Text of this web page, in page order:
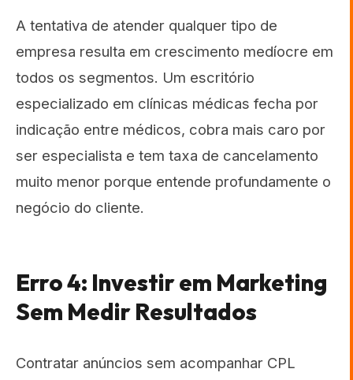
A tentativa de atender qualquer tipo de
empresa resulta em crescimento medíocre em
todos os segmentos. Um escritório
especializado em clínicas médicas fecha por
indicação entre médicos, cobra mais caro por
ser especialista e tem taxa de cancelamento
muito menor porque entende profundamente o
negócio do cliente.
Erro 4: Investir em Marketing
Sem Medir Resultados
Contratar anúncios sem acompanhar CPL